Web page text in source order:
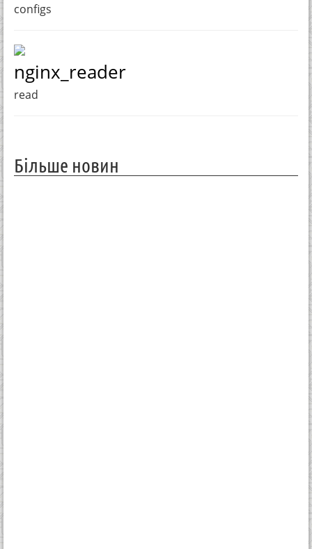
configs
nginx_reader
read
Більше новин